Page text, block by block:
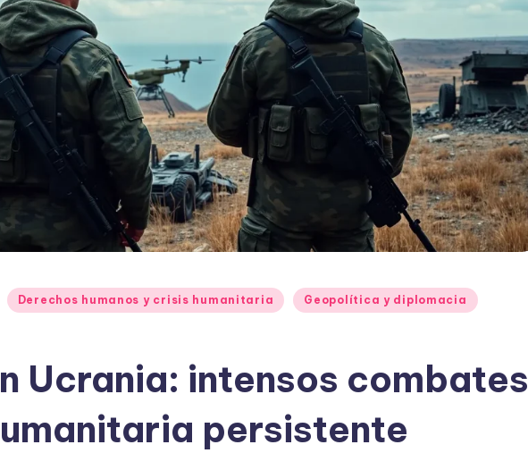
Derechos humanos y crisis humanitaria Geopolítica y diplomacia
Ucrania: intensos combates
persistente